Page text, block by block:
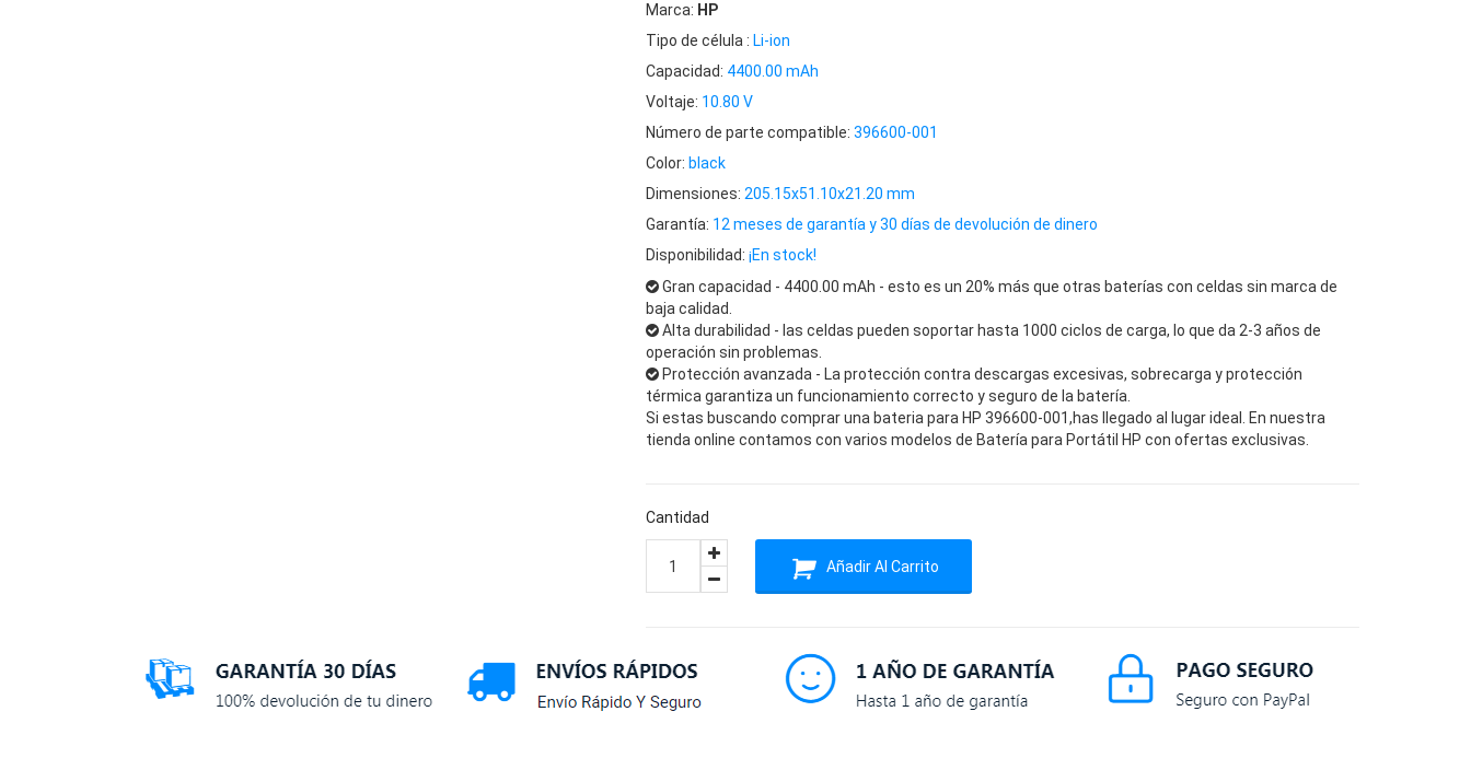
Marca: HP
Tipo de célula : Li-ion
Capacidad: 4400.00 mAh
Voltaje: 10.80 V
Número de parte compatible: 396600-001
Color: black
Dimensiones: 205.15x51.10x21.20 mm
Garantía: 12 meses de garantía y 30 días de devolución de dinero
Disponibilidad: ¡En stock!
Gran capacidad - 4400.00 mAh - esto es un 20% más que otras baterías con celdas sin marca de
baja calidad.
Alta durabilidad - las celdas pueden soportar hasta 1000 ciclos de carga, lo que da 2-3 años de
operación sin problemas.
Protección avanzada - La protección contra descargas excesivas, sobrecarga y protección
térmica garantiza un funcionamiento correcto y seguro de la batería.
Si estas buscando comprar una bateria para HP 396600-001,has llegado al lugar ideal. En nuestra
tienda online contamos con varios modelos de Batería para Portátil HP con ofertas exclusivas.
Cantidad
Añadir Al Carrito